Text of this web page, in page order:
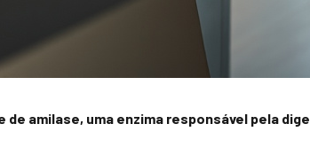
amilase, uma enzima responsável pela